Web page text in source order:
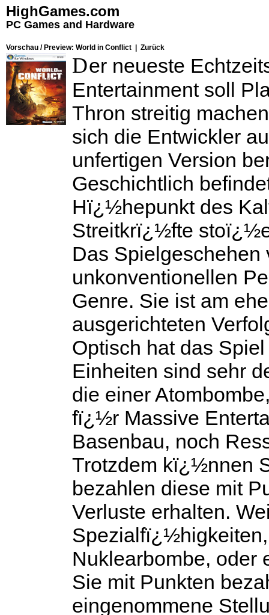
HighGames.com
PC Games and Hardware
Vorschau / Preview: World in Conflict | Zurück
Der neueste
Entertainment soll
Thron streitig
sich die Entwickler
unfertigen Version
Geschichtlich
Hï¿½hepunkt des
Streitkrï¿½fte
Das Spielgeschehen
unkonventionellen
Genre. Sie ist am
ausgerichteten
Optisch hat das
Einheiten sind sehr
die einer
fï¿½r Massive
Basenbau, noch
Trotzdem kï¿½nnen
bezahlen diese mit
Verluste erhalten.
Nuklearbombe, oder
Sie mit Punkten
eingenommene